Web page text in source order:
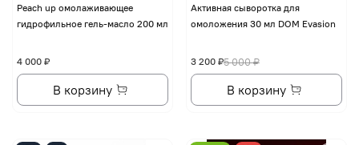
Peach up омолаживающее
гидрофильное гель-масло 200 мл
4 000 ₽
В корзину
Активная сыворотка для
омоложения 30 мл DOM Evasion
5 000 ₽
3 200 ₽
В корзину